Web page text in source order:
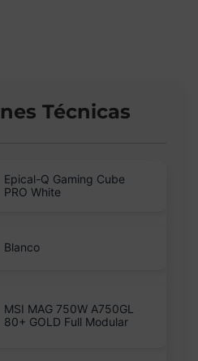
Técnicas
Epical-Q Gaming Cube
PRO White
Blanco
MSI MAG 750W A750GL
80+ GOLD Full Modular